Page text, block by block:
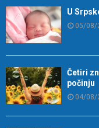
U
05/08/
Četiri
počinju
04/08/